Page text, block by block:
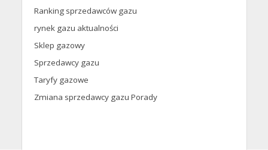
Ranking sprzedawców gazu
rynek gazu aktualności
Sklep gazowy
Sprzedawcy gazu
Taryfy gazowe
Zmiana sprzedawcy gazu Porady